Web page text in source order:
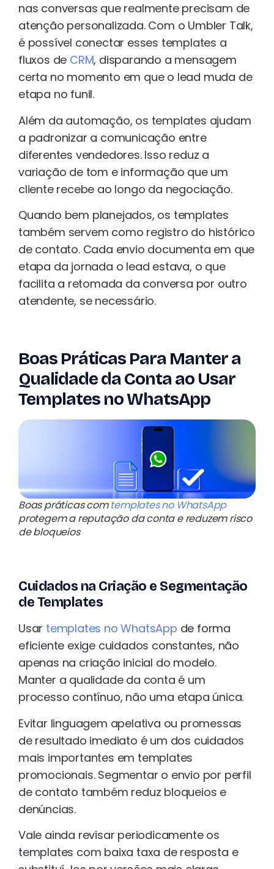
nas conversas que realmente precisam de
atenção personalizada. Com o Umbler Talk,
é possível conectar esses templates a
fluxos de CRM, disparando a mensagem
certa no momento em que o lead muda de
etapa no funil.
Além da automação, os templates ajudam
a padronizar a comunicação entre
diferentes vendedores. Isso reduz a
variação de tom e informação que um
cliente recebe ao longo da negociação.
Quando bem planejados, os templates
também servem como registro do histórico
de contato. Cada envio documenta em que
etapa da jornada o lead estava, o que
facilita a retomada da conversa por outro
atendente, se necessário.
Boas Práticas Para Manter a
Qualidade da Conta ao Usar
Templates no WhatsApp
Boas práticas comtemplates no WhatsApp
protegem a reputação da conta e reduzem risco
de bloqueios
Cuidados na Criação e Segmentação
de Templates
Usar templates no WhatsApp de forma
eficiente exige cuidados constantes, não
apenas na criação inicial do modelo.
Manter a qualidade da conta é um
processo contínuo, não uma etapa única.
Evitar linguagem apelativa ou promessas
de resultado imediato é um dos cuidados
mais importantes em templates
promocionais. Segmentar o envio por perfil
de contato também reduz bloqueios e
denúncias.
Vale ainda revisar periodicamente os
templates com baixa taxa de resposta e